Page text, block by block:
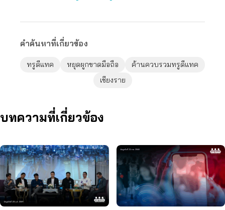
คำค้นหาที่เกี่ยวข้อง
ทรูดีแทค หยุดผูกขาดมือถือ
ค้านควบรวมทรูดีแทค
เชียงราย
บทความที่เกี่ยวข้อง